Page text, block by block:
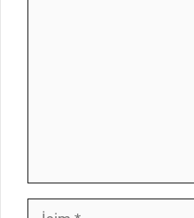
İsim